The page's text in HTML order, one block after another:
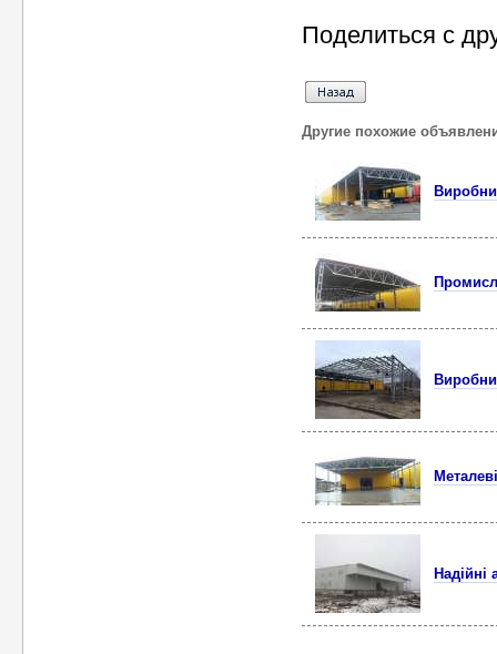
Поделиться с
Другие похожие
Надійні